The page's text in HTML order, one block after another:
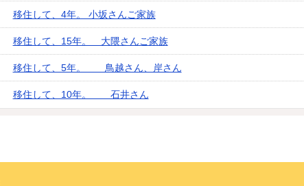
移住して、4年。 小坂さんご家族
移住して、15年。 大隈さんご家族
移住して、5年。 鳥越さん、岸さん
移住して、10年。 石井さん